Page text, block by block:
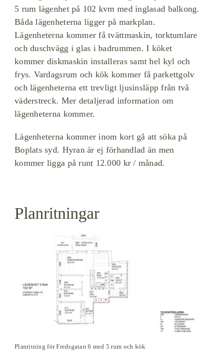
5 rum lägenhet på 102 kvm med inglasad balkong.
Båda lägenheterna ligger på markplan.
Lägenheterna kommer få tvättmaskin, torktumlare
och duschvägg i glas i badrummen. I köket
kommer diskmaskin installeras samt hel kyl och
frys. Vardagsrum och kök kommer få parkettgolv
och lägenheterna ett trevligt ljusinsläpp från två
väderstreck. Mer detaljerad information om
lägenheterna kommer.
Lägenheterna kommer inom kort gå att söka på
Boplats syd. Hyran är ej förhandlad än men
kommer ligga på runt 12.000 kr / månad.
Planritningar
Planritning för Fredsgatan 6 med 5 rum och kök